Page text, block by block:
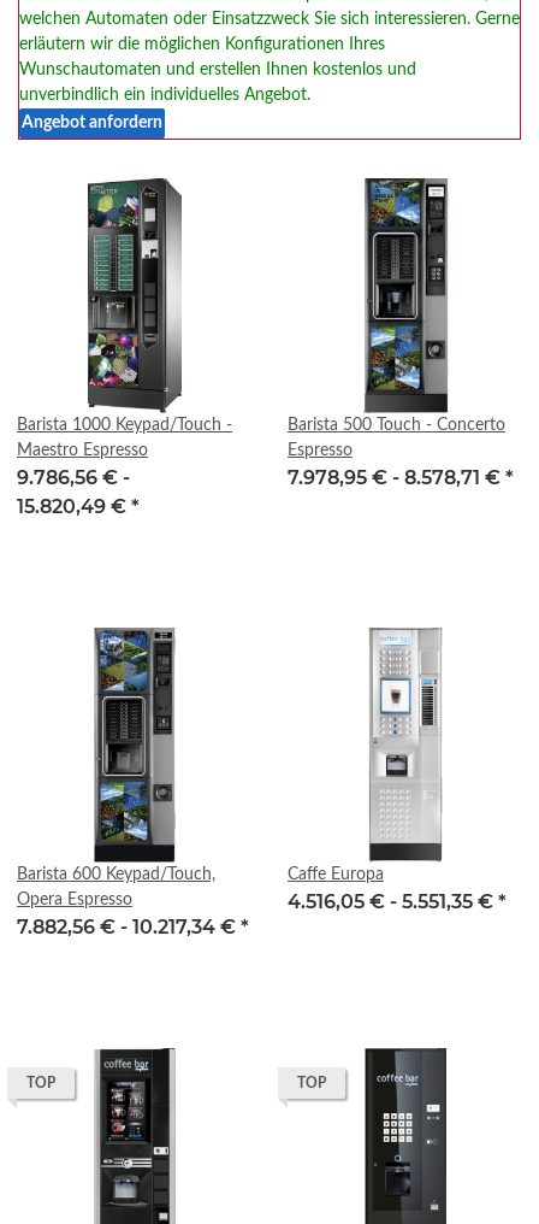
welchen Automaten oder Einsatzzweck Sie sich interessieren. Gerne
erläutern wir die möglichen Konfigurationen Ihres
Wunschautomaten und erstellen Ihnen kostenlos und
unverbindlich ein individuelles Angebot.
Angebot anfordern
Barista 1000 Keypad/Touch -
Maestro Espresso
9.786,56 € -
15.820,49 € *
Barista 500 Touch - Concerto
Espresso
7.978,95 € - 8.578,71 € *
Barista 600 Keypad/Touch,
Opera Espresso
7.882,56 € - 10.217,34 € *
Caffe Europa
4.516,05 € - 5.551,35 € *
TOP TOP